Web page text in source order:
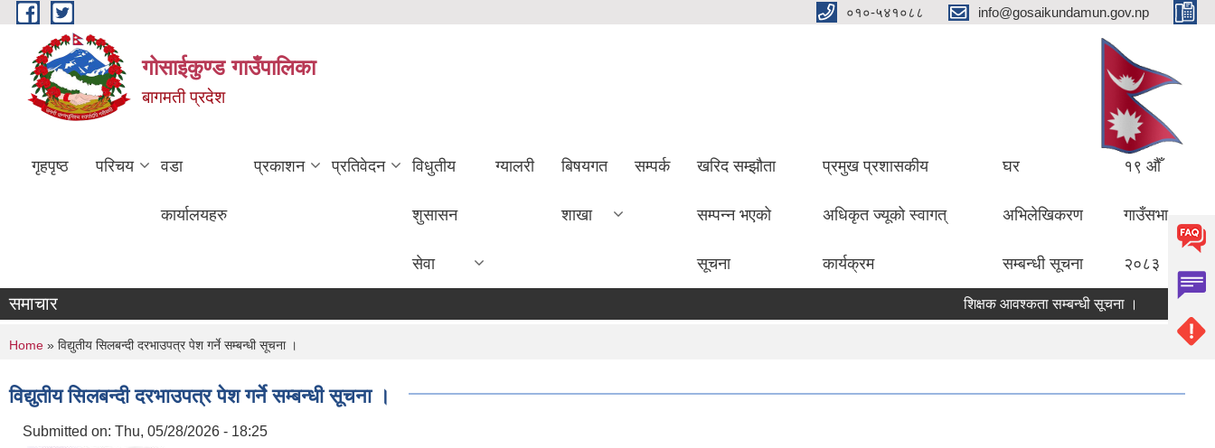
Skip to main content ०१०-५४१०८८ info@gosaikundamun.gov.np
गोसाईकुण्ड गाउँपालिका
बागमती प्रदेश
गृहपृष्ठ परिचय वडा
कार्यालयहरु
प्रकाशन प्रतिवेदन विधुतीय
शुसासन
सेवा
ग्यालरी बिषयगत
शाखा
सम्पर्क खरिद सम्झौता
सम्पन्न भएको
सूचना
प्रमुख प्रशासकीय
अधिकृत ज्यूको स्वागत्
कार्यक्रम
घर
अभिलेखिकरण
सम्बन्धी सूचना
१९ औँ
गाउँसभा
२०८३
समाचार शिक्षक आवश्कता सम्बन्धी सूचना ।
You are here
Home » विद्युतीय सिलबन्दी दरभाउपत्र पेश गर्ने सम्बन्धी सूचना ।
विद्युतीय सिलबन्दी दरभाउपत्र पेश गर्ने सम्बन्धी सूचना ।
Submitted on: Thu, 05/28/2026 - 18:25